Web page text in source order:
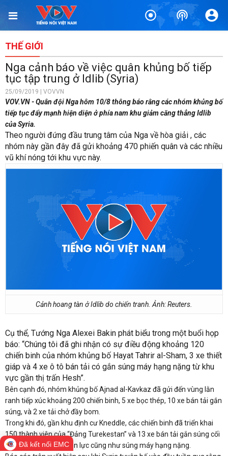
THẾ GIỚI
Nga cảnh báo về việc quân khủng bố tiếp
tục tập trung ở Idlib (Syria)
25/09/2019 | VOVVN
VOV.VN - Quân đội Nga hôm 10/8 thông báo rằng các nhóm khủng bố
tiếp tục đẩy mạnh hiện diện ở phía nam khu giảm căng thẳng Idlib
của Syria.
Theo người đứng đầu trung tâm của Nga về hòa giải , các
nhóm này gần đây đã gửi khoảng 470 phiến quân và các nhiều
vũ khí nóng tới khu vực này.
Cảnh hoang tàn ở Idlib do chiến tranh. Ảnh: Reuters.
Cụ thể, Tướng Nga Alexei Bakin phát biểu trong một buổi họp
báo: “Chúng tôi đã ghi nhận có sự điều động khoảng 120
chiến binh của nhóm khủng bố Hayat Tahrir al-Sham, 3 xe thiết
giáp và 4 xe ô tô bán tải có gắn súng máy hạng nặng từ khu
vực gần thị trấn Hesh”.
Bên cạnh đó, nhóm khủng bố Ajnad al-Kavkaz đã gửi đến vùng lằn
ranh tiếp xúc khoảng 200 chiến binh, 5 xe bọc thép, 10 xe bán tải gắn
súng, và 2 xe tải chở đầy bom.
Trong khi đó, gần khu định cư Kneddle, các chiến binh đã triển khai
150 thành viên của “Đảng Turekestan” và 13 xe bán tải gắn súng cối
và hệ thống pháo phản lực cũng như súng máy hạng nặng.
Đã kết nối EMC